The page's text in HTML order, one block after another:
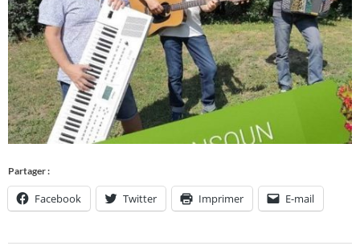
Partager :
Facebook Twitter Imprimer E-mail